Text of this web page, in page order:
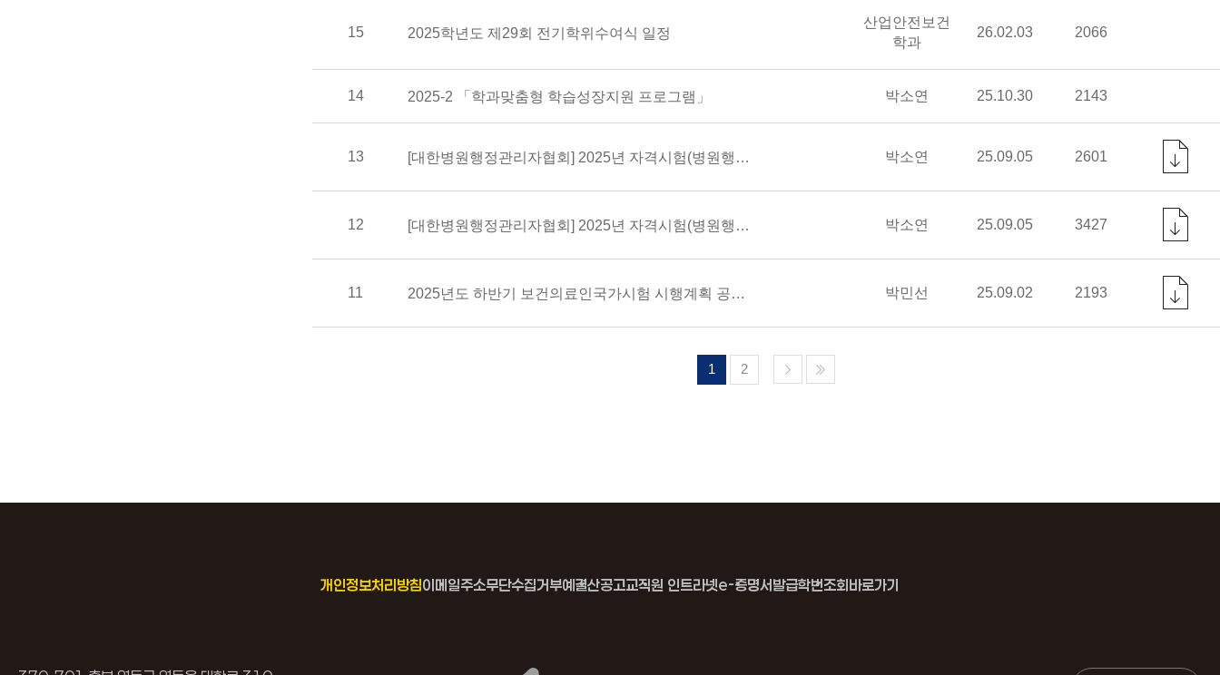
15 2025학년도 제29회 전기학위수여식 일정
산업안전보건
학과
26.02.03 2066
14 2025-2 「학과맞춤형 학습성장지원 프로그램」 박소연 25.10.30 2143
13 [대한병원행정관리자협회] 2025년 자격시험(병원행정사, 건강보험사) 기출문제해설집 발간 안내 박소연 25.09.05 2601
12 [대한병원행정관리자협회] 2025년 자격시험(병원행정사, 건강보험사) 개최 안내 박소연 25.09.05 3427
11 2025년도 하반기 보건의료인국가시험 시행계획 공고(보건의료정보관리사) 박민선 25.09.02 2193
1 2
개인정보처리방침이메일주소무단수집거부예결산공고교직원 인트라넷e-증명서발급학번조회바로가기